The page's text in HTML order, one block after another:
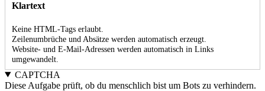
Klartext
Keine HTML-Tags erlaubt.
Zeilenumbrüche und Absätze werden automatisch erzeugt.
Website- und E-Mail-Adressen werden automatisch in Links
umgewandelt.
CAPTCHA
Diese Aufgabe prüft, ob du menschlich bist um Bots zu verhindern.